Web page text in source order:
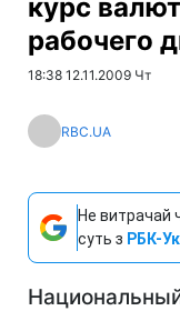
курс
рабочего
18:38 12.11.2009 Чт
RBC.UA
Не витрачай
суть з РБК-